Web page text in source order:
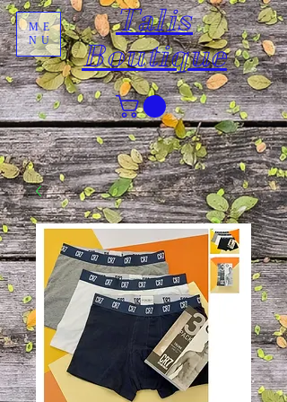
Talis
Boutique
ME
NU